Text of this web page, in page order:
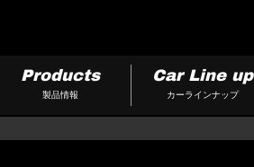
Products
製品情報
Car Line up
カーラインナップ